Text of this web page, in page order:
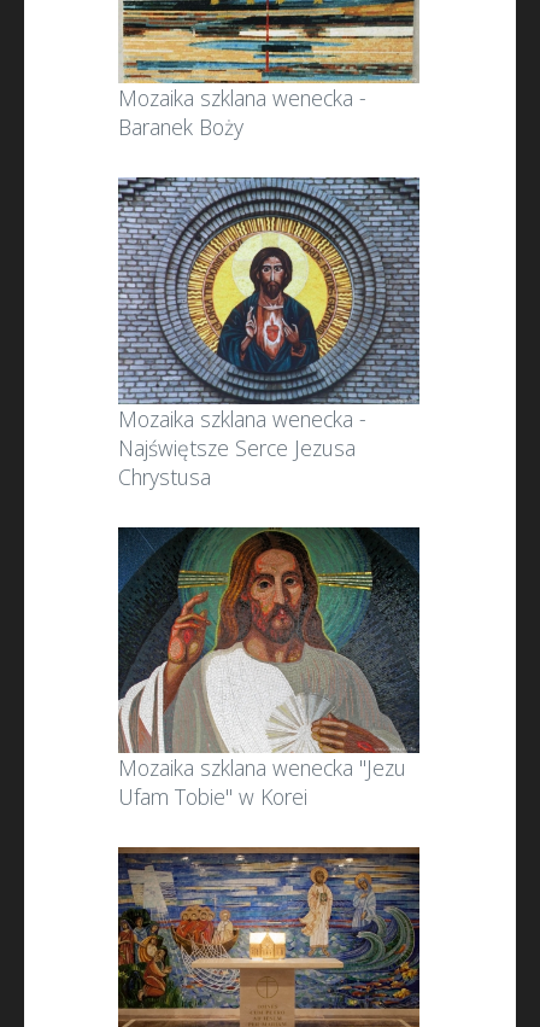
Mozaika szklana wenecka -
Baranek Boży
Mozaika szklana wenecka -
Najświętsze Serce Jezusa
Chrystusa
Mozaika szklana wenecka "Jezu
Ufam Tobie" w Korei